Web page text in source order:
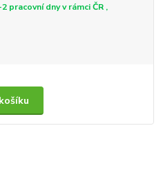
pracovní dny v rámci ČR ,